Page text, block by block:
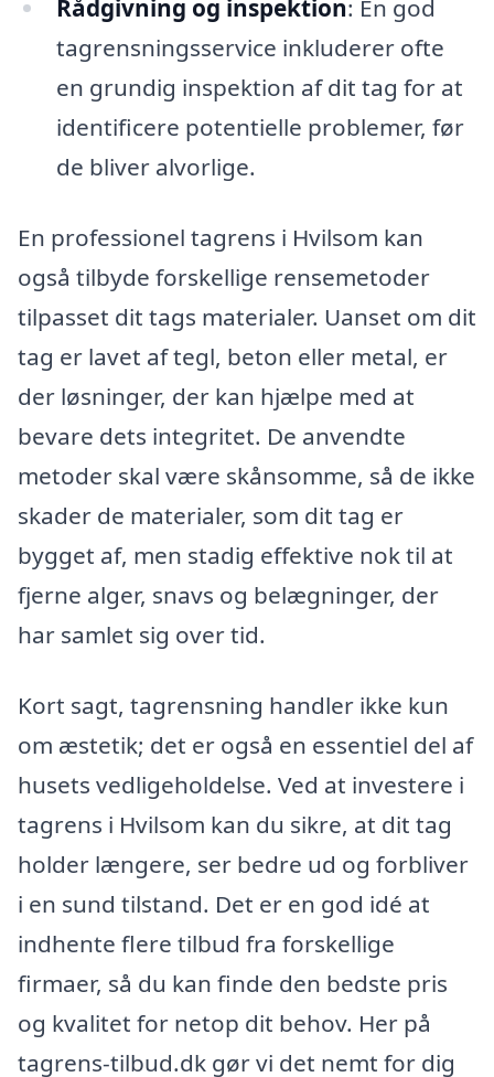
Rådgivning og inspektion: En god
tagrensningsservice inkluderer ofte
en grundig inspektion af dit tag for at
identificere potentielle problemer, før
de bliver alvorlige.
En professionel tagrens i Hvilsom kan
også tilbyde forskellige rensemetoder
tilpasset dit tags materialer. Uanset om dit
tag er lavet af tegl, beton eller metal, er
der løsninger, der kan hjælpe med at
bevare dets integritet. De anvendte
metoder skal være skånsomme, så de ikke
skader de materialer, som dit tag er
bygget af, men stadig effektive nok til at
fjerne alger, snavs og belægninger, der
har samlet sig over tid.
Kort sagt, tagrensning handler ikke kun
om æstetik; det er også en essentiel del af
husets vedligeholdelse. Ved at investere i
tagrens i Hvilsom kan du sikre, at dit tag
holder længere, ser bedre ud og forbliver
i en sund tilstand. Det er en god idé at
indhente flere tilbud fra forskellige
firmaer, så du kan finde den bedste pris
og kvalitet for netop dit behov. Her på
tagrens-tilbud.dk gør vi det nemt for dig